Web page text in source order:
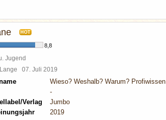
HOT
8,8
Jugend
07. Juli 2019
Wieso? Weshalb? Warum? Profiwissen
-
Verlag
Jumbo
2019